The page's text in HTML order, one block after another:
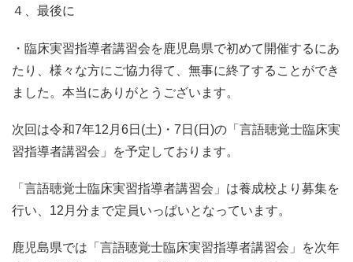
４、最後に
・臨床実習指導者講習会を鹿児島県で初めて開催するにあ
たり、様々な方にご協力得て、無事に終了することができ
ました。本当にありがとうございます。
次回は令和7年12月6日(土)・7日(日)の「言語聴覚士臨床実
習指導者講習会」を予定しております。
「言語聴覚士臨床実習指導者講習会」は養成校より募集を
行い、12月分まで定員いっぱいとなっています。
鹿児島県では「言語聴覚士臨床実習指導者講習会」を次年